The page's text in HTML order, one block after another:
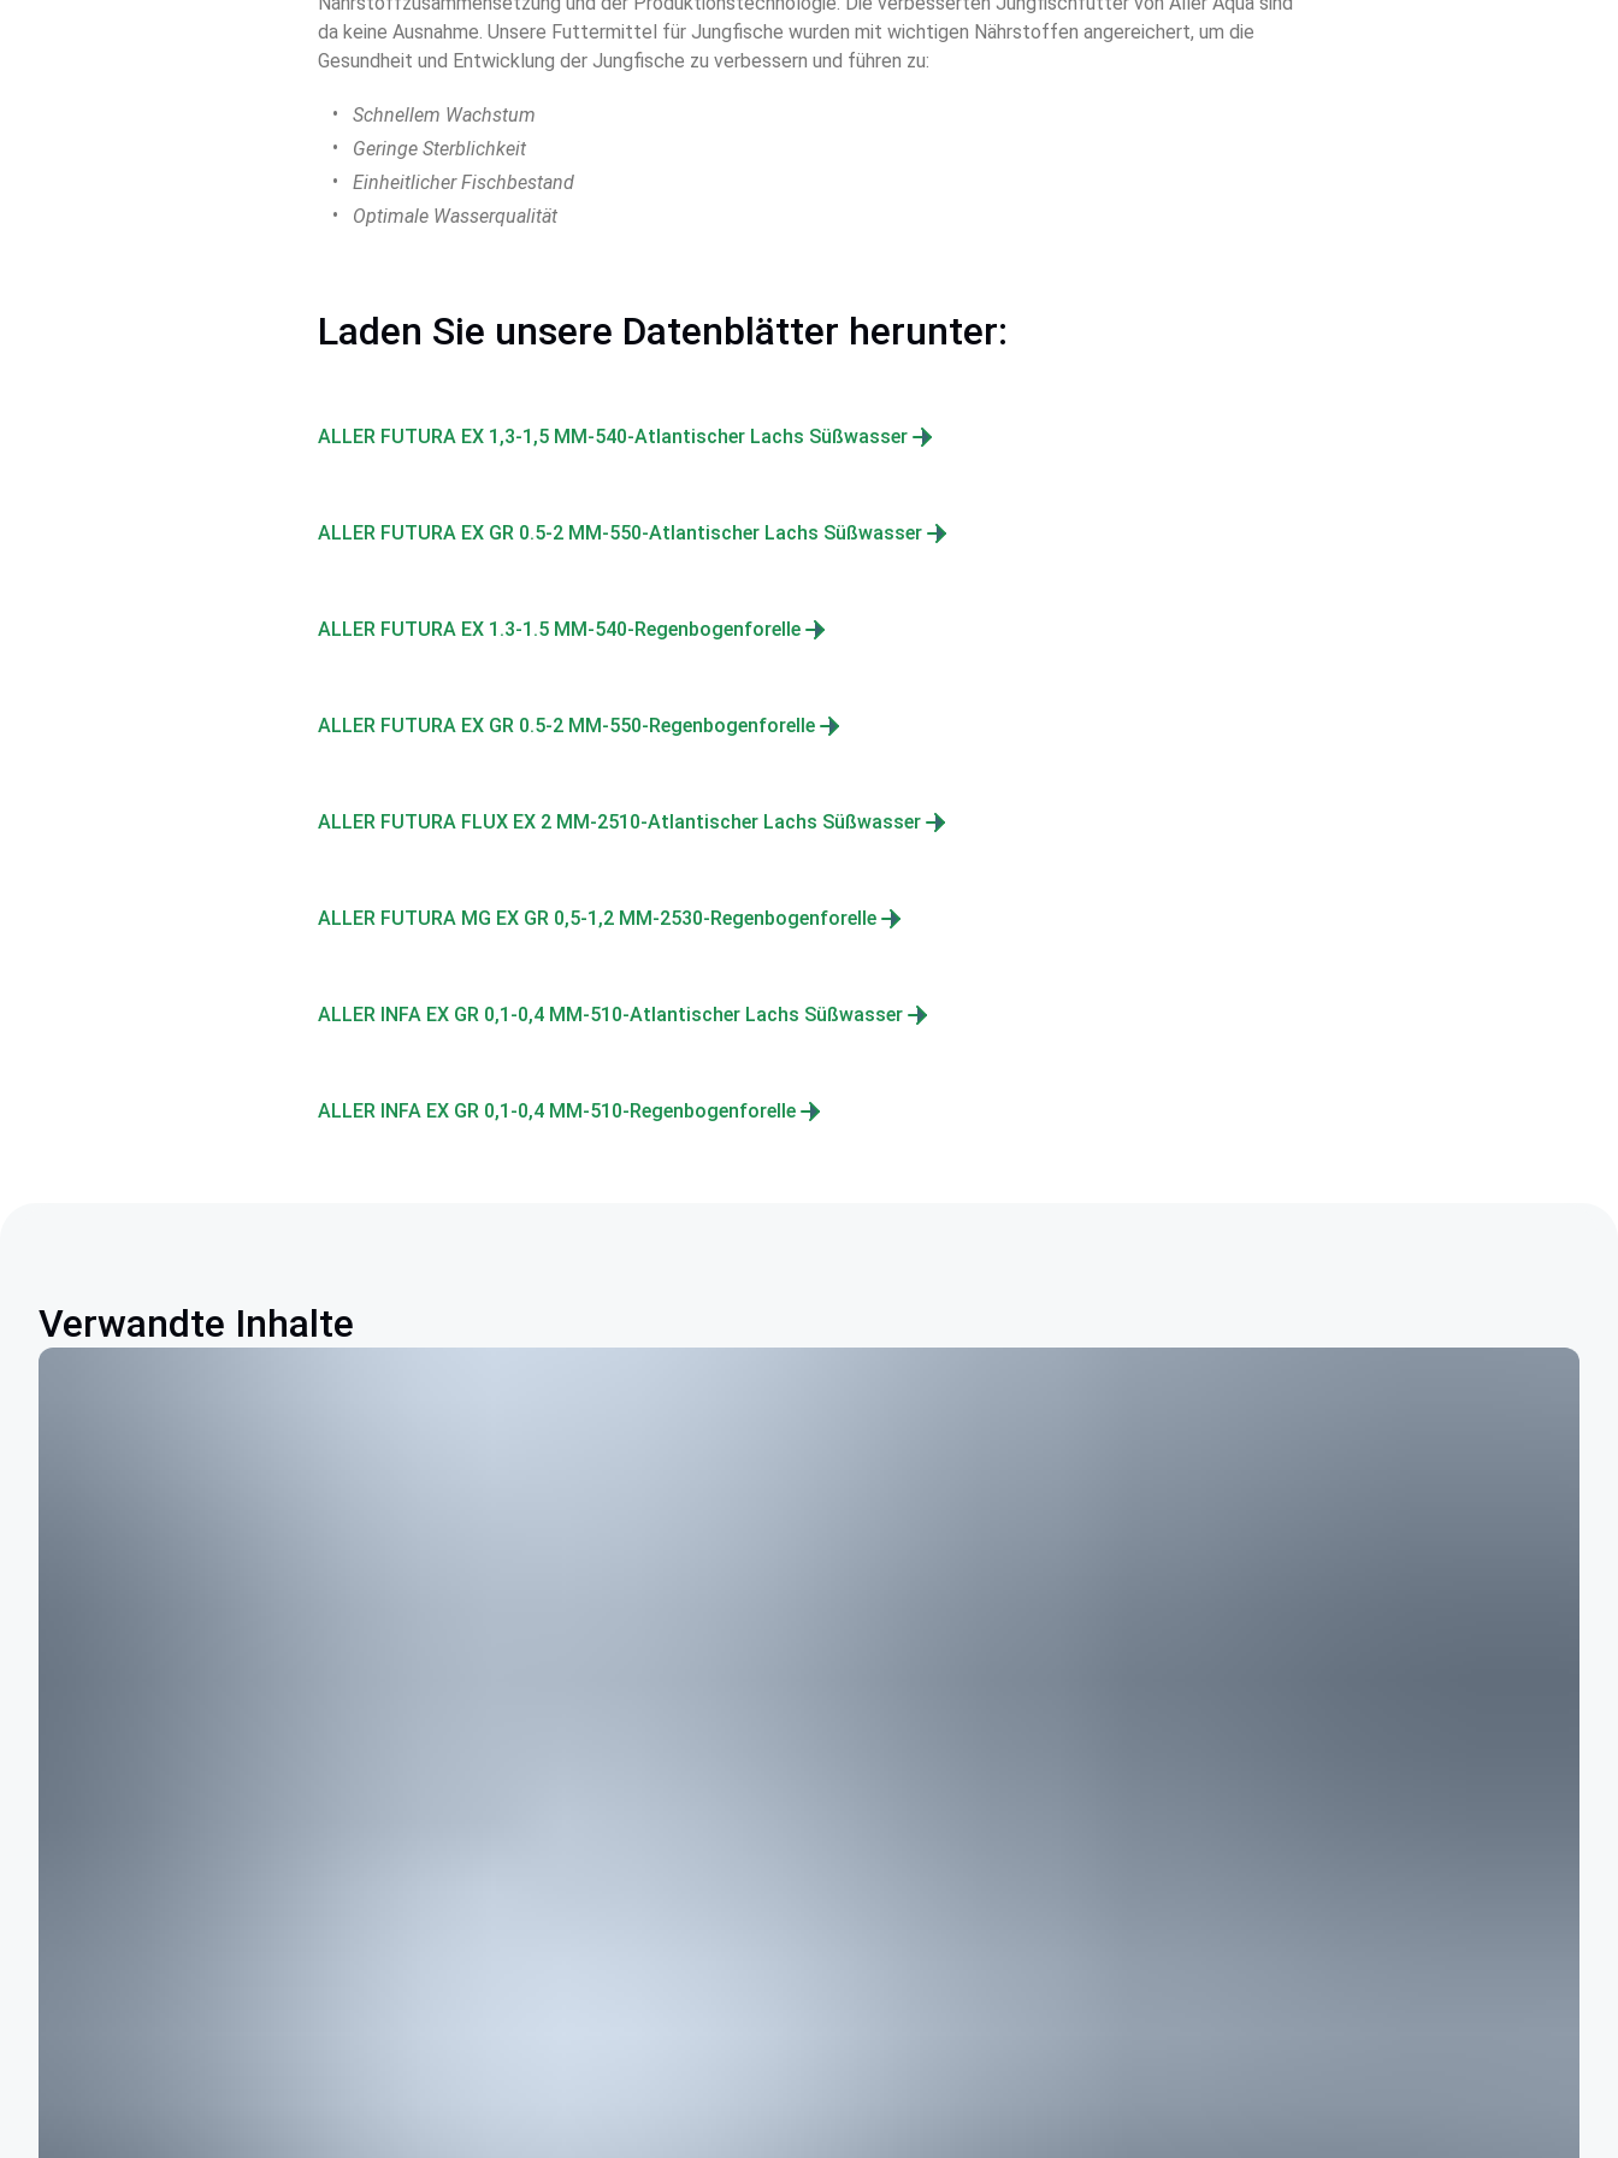
da keine Ausnahme. Unsere Futtermittel für Jungfische wurden mit wichtigen Nährstoffen angereichert, um die
Gesundheit und Entwicklung der Jungfische zu verbessern und führen zu:
Schnellem Wachstum
Geringe Sterblichkeit
Einheitlicher Fischbestand
Optimale Wasserqualität
Laden Sie unsere Datenblätter herunter:
ALLER FUTURA EX 1,3-1,5 MM-540-Atlantischer Lachs Süßwasser
ALLER FUTURA EX GR 0.5-2 MM-550-Atlantischer Lachs Süßwasser
ALLER FUTURA EX 1.3-1.5 MM-540-Regenbogenforelle
ALLER FUTURA EX GR 0.5-2 MM-550-Regenbogenforelle
ALLER FUTURA FLUX EX 2 MM-2510-Atlantischer Lachs Süßwasser
ALLER FUTURA MG EX GR 0,5-1,2 MM-2530-Regenbogenforelle
ALLER INFA EX GR 0,1-0,4 MM-510-Atlantischer Lachs Süßwasser
ALLER INFA EX GR 0,1-0,4 MM-510-Regenbogenforelle
Verwandte Inhalte